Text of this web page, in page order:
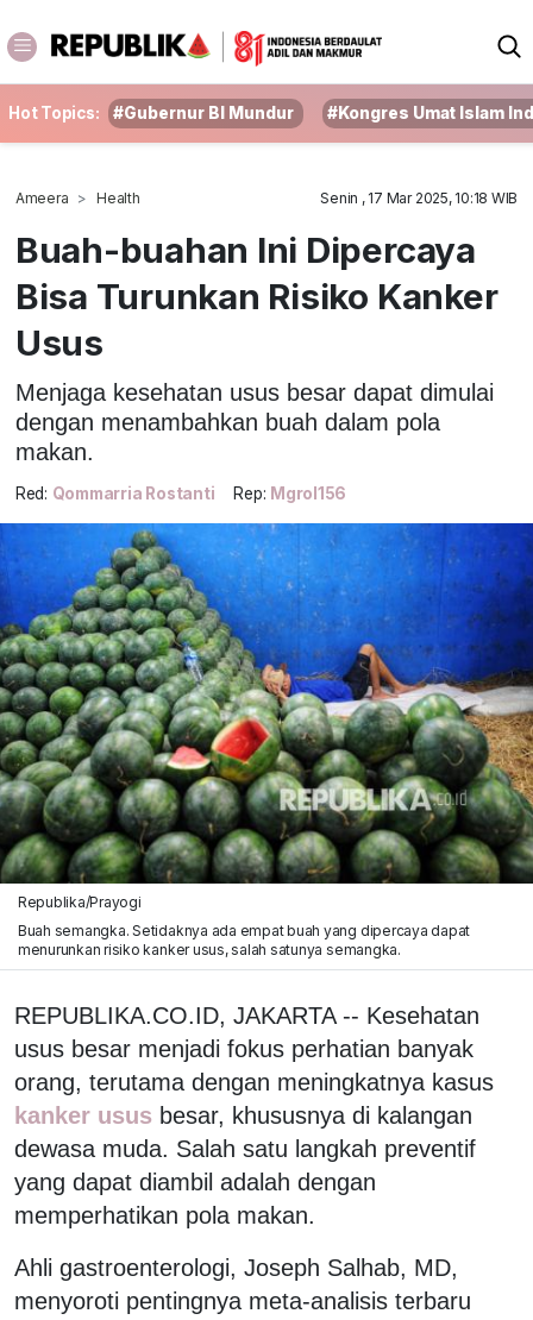
Hot Topics: #Gubernur BI Mundur #Kongres Umat Islam
Ameera Health Senin , 17 Mar 2025, 10:18 WIB
Buah-buahan Ini Dipercaya
Bisa Turunkan Risiko Kanker
Usus
Menjaga kesehatan usus besar dapat dimulai
dengan menambahkan buah dalam pola
makan.
Red: Qommarria Rostanti Rep: Mgrol156
Republika/Prayogi
Buah semangka. Setidaknya ada empat buah yang dipercaya dapat
menurunkan risiko kanker usus, salah satunya semangka.
REPUBLIKA.CO.ID, JAKARTA -- Kesehatan
usus besar menjadi fokus perhatian banyak
orang, terutama dengan meningkatnya kasus
kanker usus besar, khususnya di kalangan
dewasa muda. Salah satu langkah preventif
yang dapat diambil adalah dengan
memperhatikan pola makan.
Ahli gastroenterologi, Joseph Salhab, MD,
menyoroti pentingnya meta-analisis terbaru